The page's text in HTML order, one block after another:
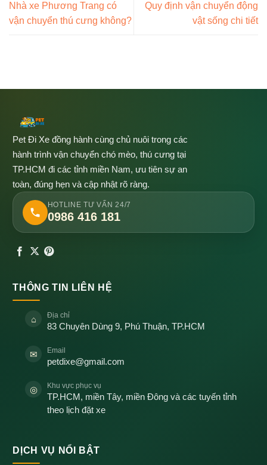
Nhà xe Phương Trang có
vận chuyển thú cưng không?
Quy định vận chuyển động
vật sống chi tiết
Pet Đi Xe đồng hành cùng chủ nuôi trong các
hành trình vận chuyển chó mèo, thú cưng tại
TP.HCM đi các tỉnh miền Nam, ưu tiên sự an
toàn, đúng hẹn và cập nhật rõ ràng.
HOTLINE TƯ VẤN 24/7
0986 416 181
THÔNG TIN LIÊN HỆ
⌂ Địa chỉ
83 Chuyên Dùng 9, Phú Thuận, TP.HCM
✉ Email
petdixe@gmail.com
◎ Khu vực phục vụ
TP.HCM, miền Tây, miền Đông và các tuyến tỉnh
theo lịch đặt xe
DỊCH VỤ NỔI BẬT